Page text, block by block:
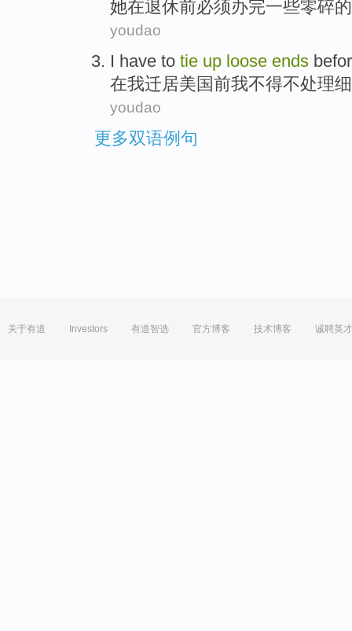
她在退休前必须办完一些零碎
youdao
I have to tie up loose ends
在我迁居美国前我不得不处理
youdao
更多双语例句
关于有道 Investors 有道智选 官方博客 技术博客 诚聘英才